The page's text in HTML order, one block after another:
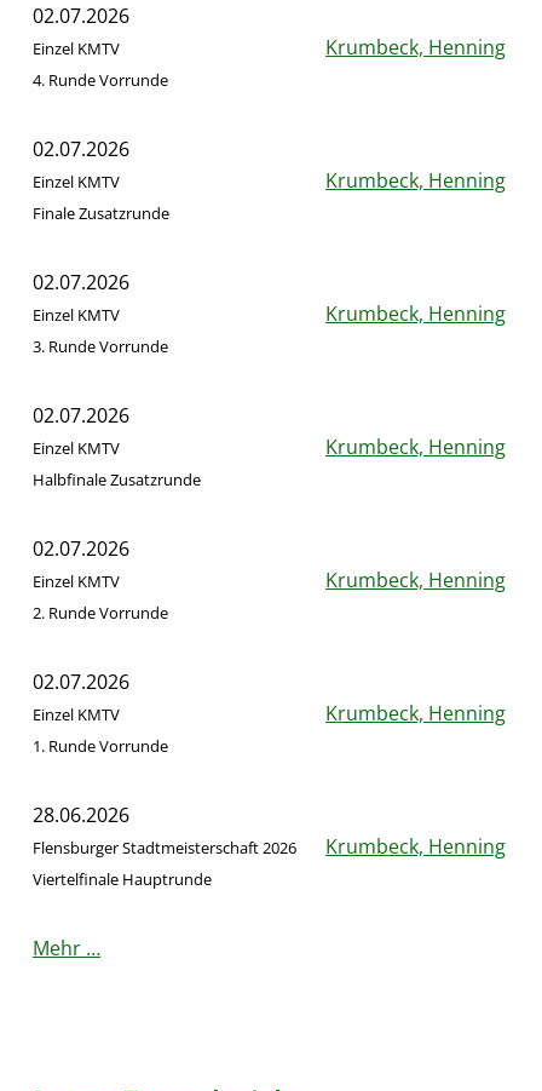
02.07.2026
Einzel KMTV
4. Runde Vorrunde
Krumbeck, Henning
02.07.2026
Einzel KMTV
Finale Zusatzrunde
Krumbeck, Henning
02.07.2026
Einzel KMTV
3. Runde Vorrunde
Krumbeck, Henning
02.07.2026
Einzel KMTV
Halbfinale Zusatzrunde
Krumbeck, Henning
02.07.2026
Einzel KMTV
2. Runde Vorrunde
Krumbeck, Henning
02.07.2026
Einzel KMTV
1. Runde Vorrunde
Krumbeck, Henning
28.06.2026
Flensburger Stadtmeisterschaft 2026
Viertelfinale Hauptrunde
Krumbeck, Henning
Mehr …